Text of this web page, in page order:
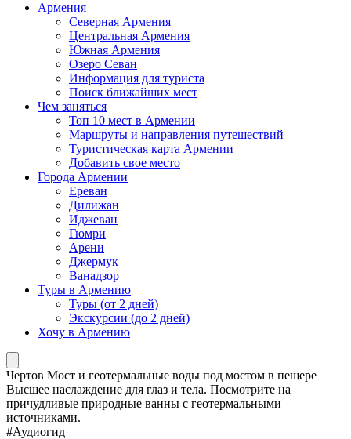
Армения
Северная Армения
Центральная Армения
Южная Армения
Озеро Севан
Информация для туриста
Поиск ближайших мест
Чем заняться
Топ 10 мест в Армении
Маршруты и направления путешествий
Туристическая карта Армении
Добавить свое место
Города Армении
Ереван
Дилижан
Иджеван
Гюмри
Арени
Джермук
Ванадзор
Туры в Армению
Туры (от 2 дней)
Экскурсии (до 2 дней)
Хочу в Армению
Чертов Мост и геотермальные воды под мостом в пещере
Высшее наслаждение для глаз и тела. Посмотрите на
причудливые природные ванны с геотермальными
источниками.
#Аудиогид